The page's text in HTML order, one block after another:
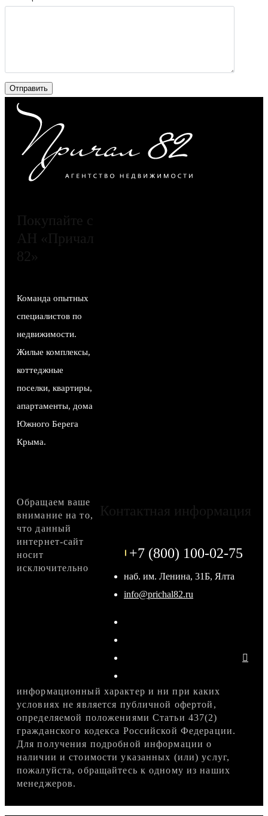
Покупайте с
АН «Причал
82»
Команда опытных
специалистов по
недвижимости.
Жилые комплексы,
коттеджные
поселки, квартиры,
апартаменты, дома
Южного Берега
Крыма.
Контактная информация
+7 (800) 100-02-75
наб. им. Ленина, 31Б, Ялта
info@prichal82.ru
Обращаем ваше
внимание на то,
что данный
интернет-сайт
носит
исключительно
информационный характер и ни при каких
условиях не является публичной офертой,
определяемой положениями Статьи 437(2)
гражданского кодекса Российской Федерации.
Для получения подробной информации о
наличии и стоимости указанных (или) услуг,
пожалуйста, обращайтесь к одному из наших
менеджеров.